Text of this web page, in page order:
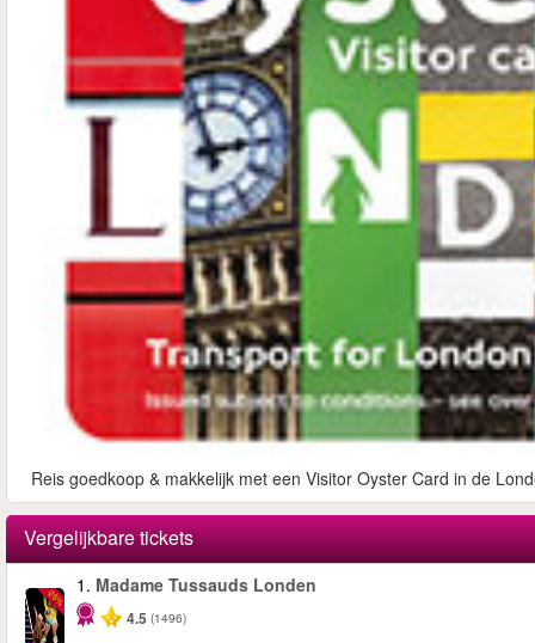
Reis goedkoop & makkelijk met een Visitor Oyster Card in de
Vergelijkbare tickets
-25%
1. Madame Tussauds Londen
4.5 (1496)